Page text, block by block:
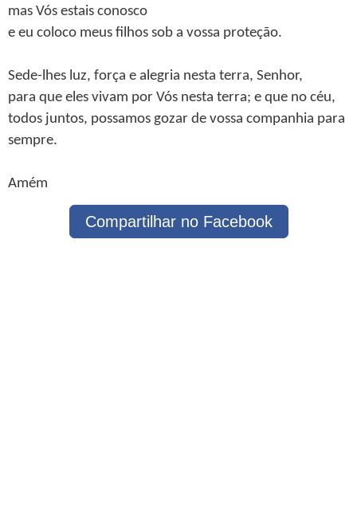
mas Vós estais conosco
e eu coloco meus filhos sob a vossa proteção.
Sede-lhes luz, força e alegria nesta terra, Senhor,
para que eles vivam por Vós nesta terra; e que no céu,
todos juntos, possamos gozar de vossa companhia para
sempre.
Amém
Compartilhar no Facebook